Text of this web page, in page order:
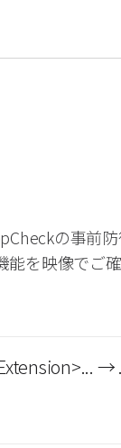
の事前
能を映像でご
→